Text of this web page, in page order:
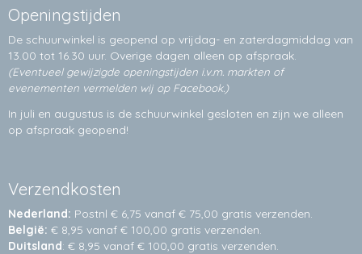
Openingstijden
De schuurwinkel is geopend op vrijdag- en zaterdagmiddag van
13.00 tot 16.30 uur. Overige dagen alleen op afspraak.
(Eventueel gewijzigde openingstijden i.v.m. markten of
evenementen vermelden wij op Facebook.)
In juli en augustus is de schuurwinkel gesloten en zijn we alleen
op afspraak geopend!
Verzendkosten
Nederland: Postnl € 6,75 vanaf € 75,00 gratis verzenden.
België: € 8,95 vanaf € 100,00 gratis verzenden.
Duitsland: € 8,95 vanaf € 100,00 gratis verzenden.